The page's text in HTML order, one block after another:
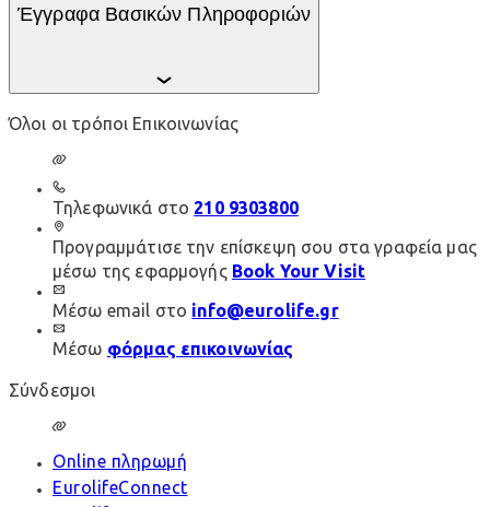
Business First)
4584.4 KB
Όροι ασφάλισης περιουσίας επιχείρησης (My
Business First)
File format:
File size: 4584.4 KB
Έγγραφα Βασικών Πληροφοριών
Όλοι οι τρόποι Επικοινωνίας
Τηλεφωνικά στο 210 9303800
Προγραμμάτισε την επίσκεψη σου στα γραφεία μας
μέσω της εφαρμογής Book Your Visit
Μέσω email στο info@eurolife.gr
Μέσω φόρμας επικοινωνίας
Σύνδεσμοι
Online πληρωμή
EurolifeConnect